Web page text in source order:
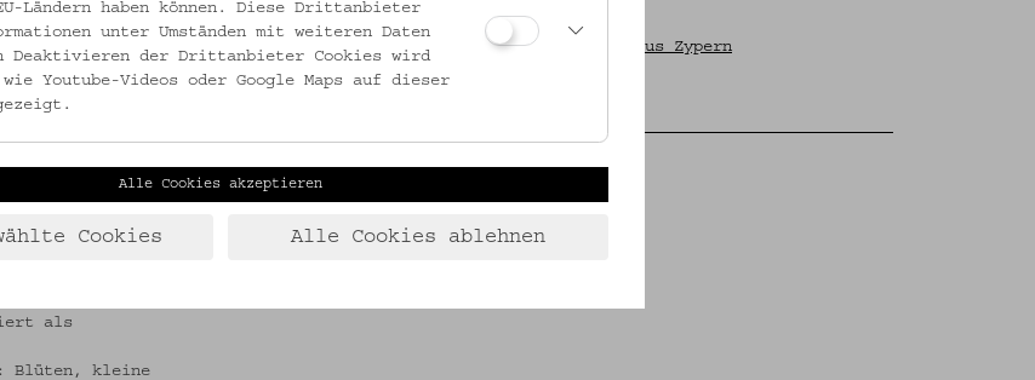
SAMMLUNG
Krpata, Margit Z: Ethnografische Objekte aus Zypern
Blatt im Meer.
(= Kittseer
als
Blüten, kleine
Ländern haben können. Diese Drittanbieter
unter Umständen mit weiteren Daten
Deaktivieren der Drittanbieter Cookies wird
Youtube-Videos oder Google Maps auf dieser
Alle Cookies akzeptieren
Cookies Alle Cookies ablehnen